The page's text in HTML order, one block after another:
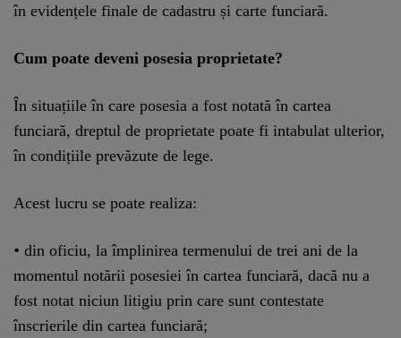
în evidențele finale de cadastru și carte funciară.
Cum poate deveni posesia proprietate?
În situațiile în care posesia a fost notată în cartea
funciară, dreptul de proprietate poate fi intabulat ulterior,
în condițiile prevăzute de lege.
Acest lucru se poate realiza:
• din oficiu, la împlinirea termenului de trei ani de la
momentul notării posesiei în cartea funciară, dacă nu a
fost notat niciun litigiu prin care sunt contestate
înscrierile din cartea funciară;